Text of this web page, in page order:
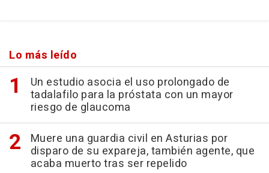
Lo más leído
Un estudio asocia el uso prolongado de
tadalafilo para la próstata con un mayor
riesgo de glaucoma
Muere una guardia civil en Asturias por
disparo de su expareja, también agente, que
acaba muerto tras ser repelido